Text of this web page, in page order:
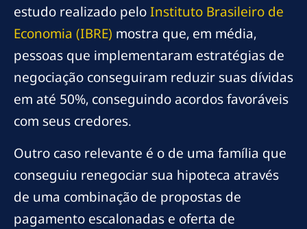
estudo realizado pelo Instituto Brasileiro de
Economia (IBRE) mostra que, em média,
pessoas que implementaram estratégias de
negociação conseguiram reduzir suas dívidas
em até 50%, conseguindo acordos favoráveis
com seus credores.
Outro caso relevante é o de uma família que
conseguiu renegociar sua hipoteca através
de uma combinação de propostas de
pagamento escalonadas e oferta de